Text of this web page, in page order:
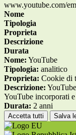
www.youtube.com/
Nome
Tipologia
Proprieta
Descrizione
Durata
Nome: YouTube
Tipologia: analitico
Proprieta: Cookie di
Descrizione:
YouTube incorporati
Durata: 2 anni
Accetta tutti Salva